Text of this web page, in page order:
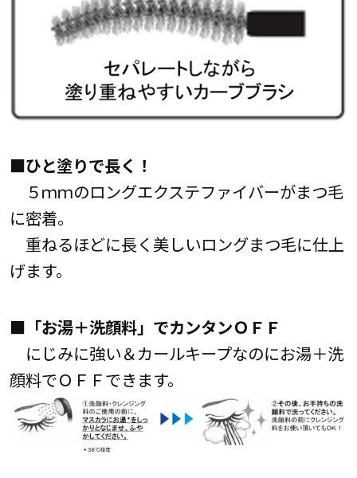
■ひと塗りで長く！
５ｍｍのロングエクステファイバーがまつ毛
に密着。
重ねるほどに長く美しいロングまつ毛に仕上
げます。
■「お湯＋洗顔料」でカンタンＯＦＦ
にじみに強い＆カールキープなのにお湯＋洗
顔料でＯＦＦできます。